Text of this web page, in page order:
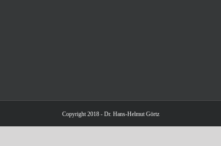
Copyright 2018 - Dr. Hans-Helmut Görtz